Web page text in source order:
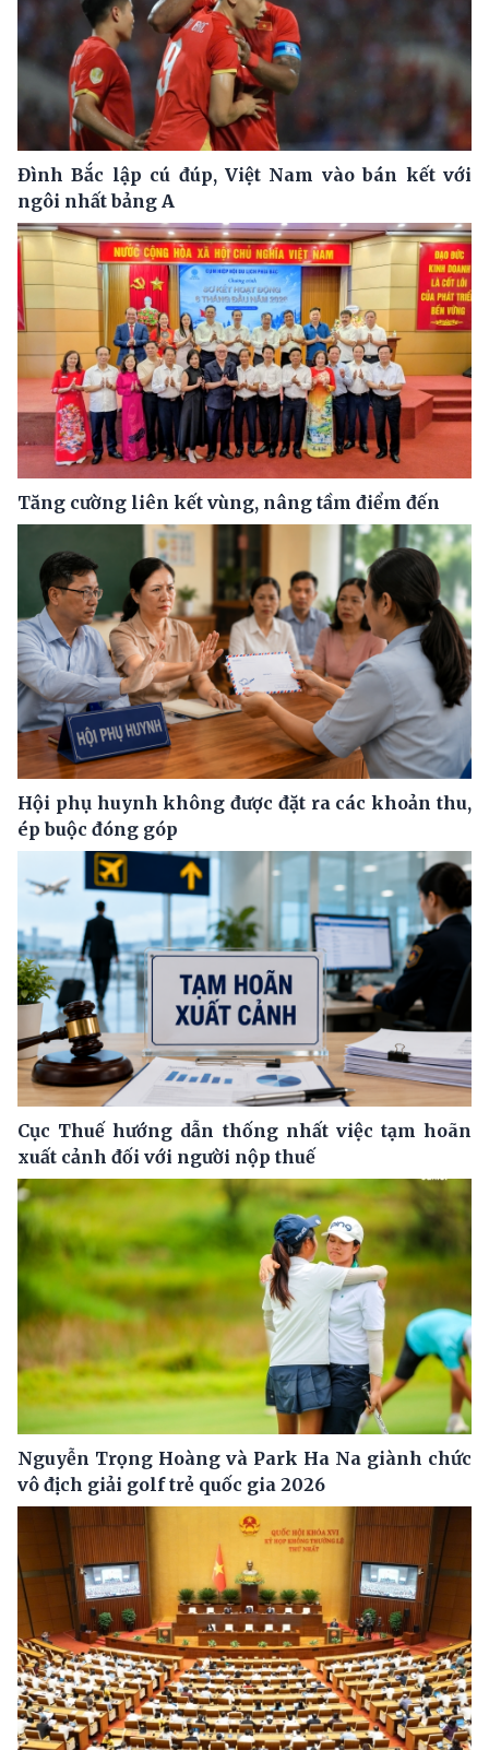
Đình Bắc lập cú đúp, Việt Nam vào bán kết với
ngôi nhất bảng A
Tăng cường liên kết vùng, nâng tầm điểm đến
Hội phụ huynh không được đặt ra các khoản thu,
ép buộc đóng góp
Cục Thuế hướng dẫn thống nhất việc tạm hoãn
xuất cảnh đối với người nộp thuế
Nguyễn Trọng Hoàng và Park Ha Na giành chức
vô địch giải golf trẻ quốc gia 2026